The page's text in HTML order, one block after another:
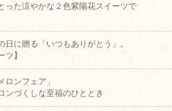
った涼やかな２色紫陽花スイーツで
日に贈る「いつもありがとう」。
ツ】
ロンフェア」
づくしな至福のひととき